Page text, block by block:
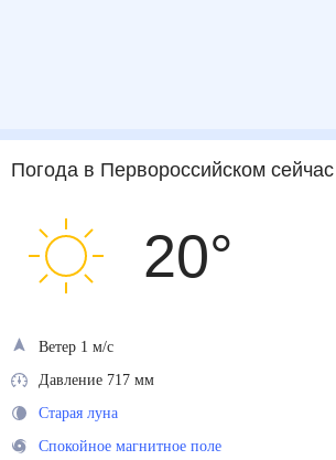
Погода в Первороссийском сейчас
20°
Ветер 1 м/с
Давление 717 мм
Старая луна
Спокойное магнитное поле